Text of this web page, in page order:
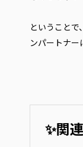
ということで
ンパートナー
✨関